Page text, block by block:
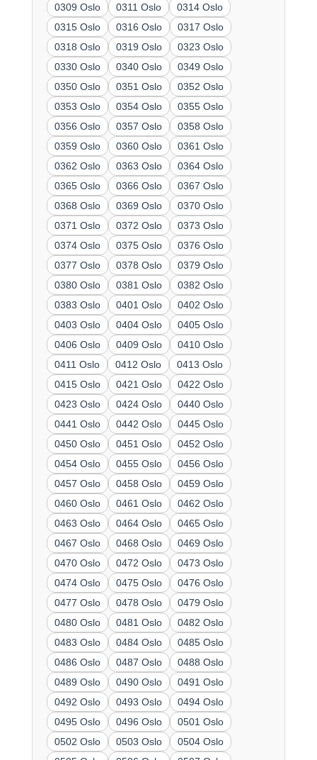
0309 Oslo
0311 Oslo
0314 Oslo
0315 Oslo
0316 Oslo
0317 Oslo
0318 Oslo
0319 Oslo
0323 Oslo
0330 Oslo
0340 Oslo
0349 Oslo
0350 Oslo
0351 Oslo
0352 Oslo
0353 Oslo
0354 Oslo
0355 Oslo
0356 Oslo
0357 Oslo
0358 Oslo
0359 Oslo
0360 Oslo
0361 Oslo
0362 Oslo
0363 Oslo
0364 Oslo
0365 Oslo
0366 Oslo
0367 Oslo
0368 Oslo
0369 Oslo
0370 Oslo
0371 Oslo
0372 Oslo
0373 Oslo
0374 Oslo
0375 Oslo
0376 Oslo
0377 Oslo
0378 Oslo
0379 Oslo
0380 Oslo
0381 Oslo
0382 Oslo
0383 Oslo
0401 Oslo
0402 Oslo
0403 Oslo
0404 Oslo
0405 Oslo
0406 Oslo
0409 Oslo
0410 Oslo
0411 Oslo
0412 Oslo
0413 Oslo
0415 Oslo
0421 Oslo
0422 Oslo
0423 Oslo
0424 Oslo
0440 Oslo
0441 Oslo
0442 Oslo
0445 Oslo
0450 Oslo
0451 Oslo
0452 Oslo
0454 Oslo
0455 Oslo
0456 Oslo
0457 Oslo
0458 Oslo
0459 Oslo
0460 Oslo
0461 Oslo
0462 Oslo
0463 Oslo
0464 Oslo
0465 Oslo
0467 Oslo
0468 Oslo
0469 Oslo
0470 Oslo
0472 Oslo
0473 Oslo
0474 Oslo
0475 Oslo
0476 Oslo
0477 Oslo
0478 Oslo
0479 Oslo
0480 Oslo
0481 Oslo
0482 Oslo
0483 Oslo
0484 Oslo
0485 Oslo
0486 Oslo
0487 Oslo
0488 Oslo
0489 Oslo
0490 Oslo
0491 Oslo
0492 Oslo
0493 Oslo
0494 Oslo
0495 Oslo
0496 Oslo
0501 Oslo
0502 Oslo
0503 Oslo
0504 Oslo